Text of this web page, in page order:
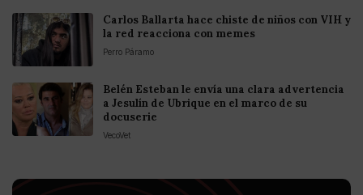
Carlos Ballarta hace chiste de niños con VIH y
la red reacciona con memes
Perro Páramo
Belén Esteban le envía una clara advertencia
a Jesulín de Ubrique en el marco de su
docuserie
VecoVet